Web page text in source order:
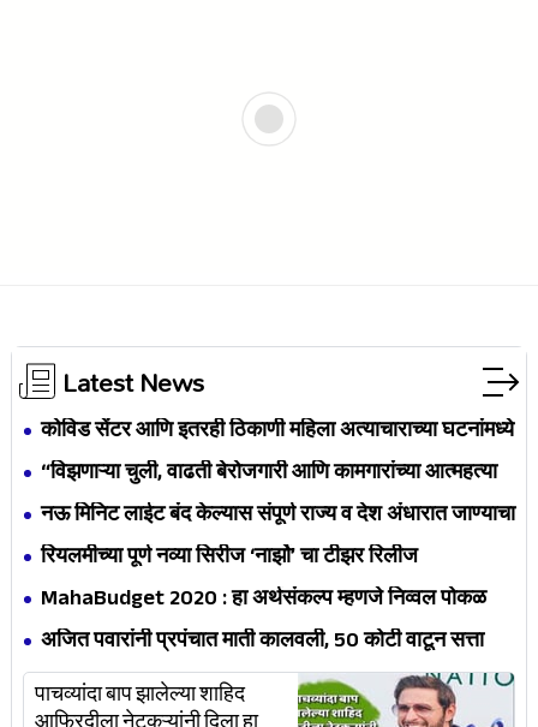
Latest News
कोविड सेंटर आणि इतरही ठिकाणी महिला अत्याचाराच्या घटनांमध्ये
लक्षणीय वाढ; देवेंद्र फडणवीसांचं मुख्यमंत्र्यांना पत्र
“विझणाऱ्या चुली, वाढती बेरोजगारी आणि कामगारांच्या आत्महत्या
वाढल्या तर कसं व्हायचं?”
नऊ मिनिट लाईट बंद केल्यास संपूर्ण राज्य व देश अंधारात जाण्याचा
धोका - उर्जामंत्री नितीन राऊत
रियलमीच्या पूर्ण नव्या सिरीज ‘नार्झो’ चा टीझर रिलीज
MahaBudget 2020 : हा अर्थसंकल्प म्हणजे निव्वल पोकळ
भाषण - देवेंद्र फडणवीस
अजित पवारांनी प्रपंचात माती कालवली, 50 कोटी वाटून सत्ता
मिळवली - रंजन तावरे
पाचव्यांदा बाप झालेल्या शाहिद